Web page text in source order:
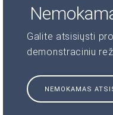
Galite atsisiųsti
demonstraciniu
NEMOKAMAS